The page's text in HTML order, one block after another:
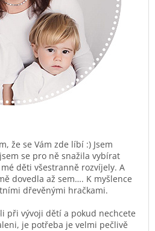
že se Vám zde líbí :) Jsem
se pro ně snažila vybírat
děti všestranně rozvíjely. A
dovedla až sem…. K myšlence
dřevěnými hračkami.
při vývoji dětí a pokud nechcete
je potřeba je velmi pečlivě